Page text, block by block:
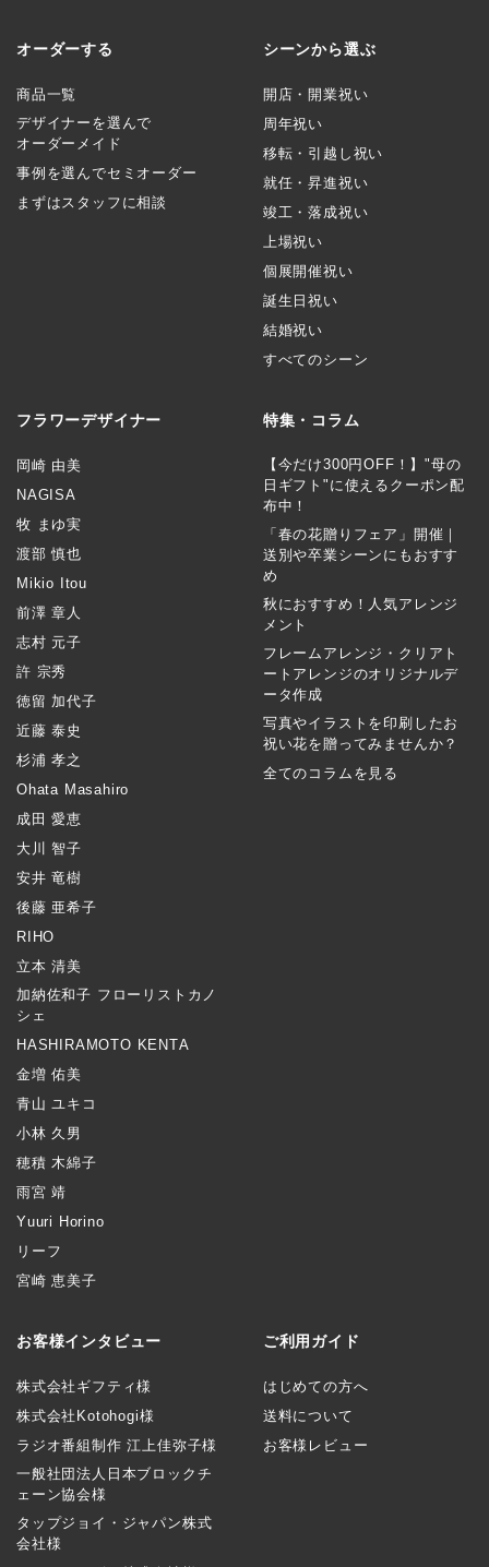
オーダーする
商品一覧
デザイナーを選んで
オーダーメイド
事例を選んでセミオーダー
まずはスタッフに相談
シーンから選ぶ
開店・開業祝い
周年祝い
移転・引越し祝い
就任・昇進祝い
竣工・落成祝い
上場祝い
個展開催祝い
誕生日祝い
結婚祝い
すべてのシーン
フラワーデザイナー
岡崎 由美
NAGISA
牧 まゆ実
渡部 慎也
Mikio Itou
前澤 章人
志村 元子
許 宗秀
徳留 加代子
近藤 泰史
杉浦 孝之
Ohata Masahiro
成田 愛恵
大川 智子
安井 竜樹
後藤 亜希子
RIHO
立本 清美
加納佐和子 フローリストカノ
シェ
HASHIRAMOTO KENTA
金増 佑美
青山 ユキコ
小林 久男
穂積 木綿子
雨宮 靖
Yuuri Horino
リーフ
宮崎 恵美子
特集・コラム
【今だけ300円OFF！】"母の
日ギフト"に使えるクーポン配
布中！
「春の花贈りフェア」開催｜
送別や卒業シーンにもおすす
め
秋におすすめ！人気アレンジ
メント
フレームアレンジ・クリアト
ートアレンジのオリジナルデ
ータ作成
写真やイラストを印刷したお
祝い花を贈ってみませんか？
全てのコラムを見る
お客様インタビュー
株式会社ギフティ様
株式会社Kotohogi様
ラジオ番組制作 江上佳弥子様
一般社団法人日本ブロックチ
ェーン協会様
タップジョイ・ジャパン株式
会社様
ご利用ガイド
はじめての方へ
送料について
お客様レビュー